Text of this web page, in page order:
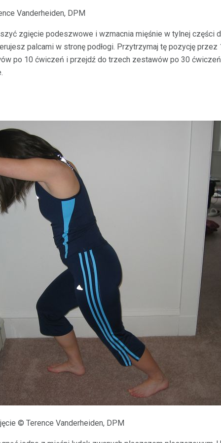
Vanderheiden, DPM
zgięcie podeszwowe i wzmacnia mięśnie w tylnej części
palcami w stronę podłogi. Przytrzymaj tę pozycję
po 10 ćwiczeń i przejdź do trzech zestawów po 30
© Terence Vanderheiden, DPM